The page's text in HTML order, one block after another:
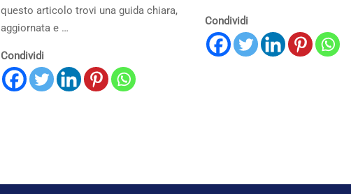
questo articolo trovi una guida chiara,
aggiornata e …
Condividi
Condividi